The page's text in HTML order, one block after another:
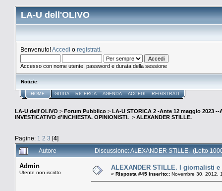
LA-U dell'OLIVO
Benvenuto!Accedi o registrati
Accesso con nome utente, password e durata della sessione
Notizie:
HOME GUIDA RICERCA AGENDA ACCEDI REGISTRATI
LA-U dell'OLIVO > Forum Pubblico > LA-U STORICA 2 -Ante 12 maggio 2023 --
INVESTICATIVO d'INCHIESTA. OPINIONISTI. > ALEXANDER STILLE.
Pagine: 1 2 3 [4]
Autore
Discussione: ALEXANDER STILLE. (Letto
Admin
Utente non iscritto
ALEXANDER STILLE. I giornalisti
« Risposta #45 inserito:: Novembre 30, 2012,